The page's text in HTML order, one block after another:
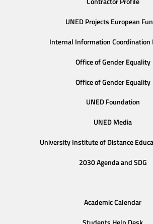
UNED Projects European
Internal Information
Office of Gender Equality
Office of Gender Equality
UNED Foundation
UNED Media
University Institute of Distance
2030 Agenda and SDG
Academic Calendar